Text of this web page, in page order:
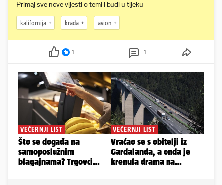
Primaj sve nove vijesti o temi i budi u tijeku
kalifornija krađa avion
1 1